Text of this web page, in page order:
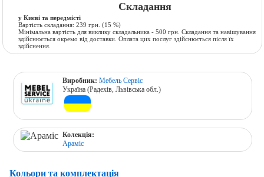
Складання
у Києві та передмісті
Вартість складання:239 грн. (15 %)
Мінімальна вартість для виклику складальника - 500 грн. Складання та навішування
здійснюється окремо від доставки. Оплата цих послуг здійснюється після їх
здійснення.
Виробник:Мебель Сервіс
Україна (Радехів, Львівська обл.)
Колекція:
Араміс
Кольори та комплектація